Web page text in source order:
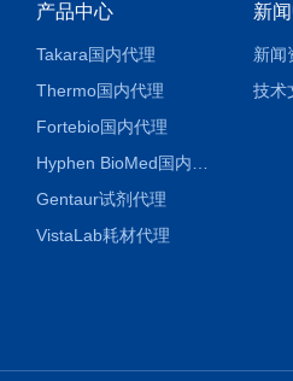
产品中心
Takara国内代理
Thermo国内代理
Fortebio国内代理
Gentaur试剂代理
VistaLab耗材代理
新
新闻
技术